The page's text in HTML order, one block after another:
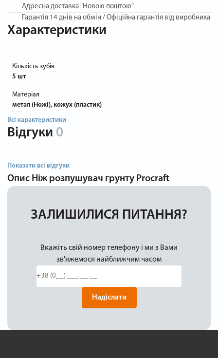
Адресна доставка "Новою поштою"
Гарантія 14 днів на обмін / Офіційна гарантія від виробника
Характеристики
Кількість зубів
5 шт
Матеріал
метал (Ножі), кожух (пластик)
Всі характеристики
Відгуки 0
Показати всі відгуки
Опис Ніж розпушувач грунту Procraft
ЗАЛИШИЛИСЯ ПИТАННЯ?
Вкажіть свій номер телефону і ми з Вами
зв'яжемося найближчим часом
Надіслати